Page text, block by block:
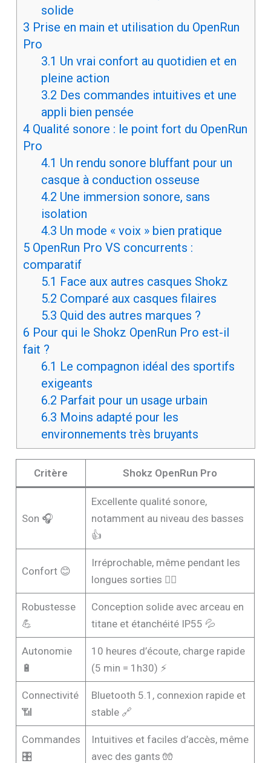
solide
3 Prise en main et utilisation du OpenRun
Pro
3.1 Un vrai confort au quotidien et en
pleine action
3.2 Des commandes intuitives et une
appli bien pensée
4Qualité sonore : le point fort du OpenRun
Pro
4.1 Un rendu sonore bluffant pour un
casque à conduction osseuse
4.2 Une immersion sonore, sans
isolation
4.3 Un mode « voix » bien pratique
5OpenRun Pro VS concurrents :
comparatif
5.1 Face aux autres casques Shokz
5.2 Comparé aux casques filaires
5.3 Quid des autres marques ?
6 Pour qui le Shokz OpenRun Pro est-il
fait ?
6.1 Le compagnon idéal des sportifs
exigeants
6.2 Parfait pour un usage urbain
6.3 Moins adapté pour les
environnements très bruyants
Critère Shokz OpenRun Pro
Son 🎧
Excellente qualité sonore,
notamment au niveau des basses
👍
Confort 😊
Irréprochable, même pendant les
longues sorties 🏃‍♂️
Robustesse
💪
Conception solide avec arceau en
titane et étanchéité IP55 💦
Autonomie
🔋
10 heures d’écoute, charge rapide
(5 min = 1h30) ⚡️
Connectivité
📶
Bluetooth 5.1, connexion rapide et
stable 🔗
Commandes
🎛️
Intuitives et faciles d’accès, même
avec des gants 🧤